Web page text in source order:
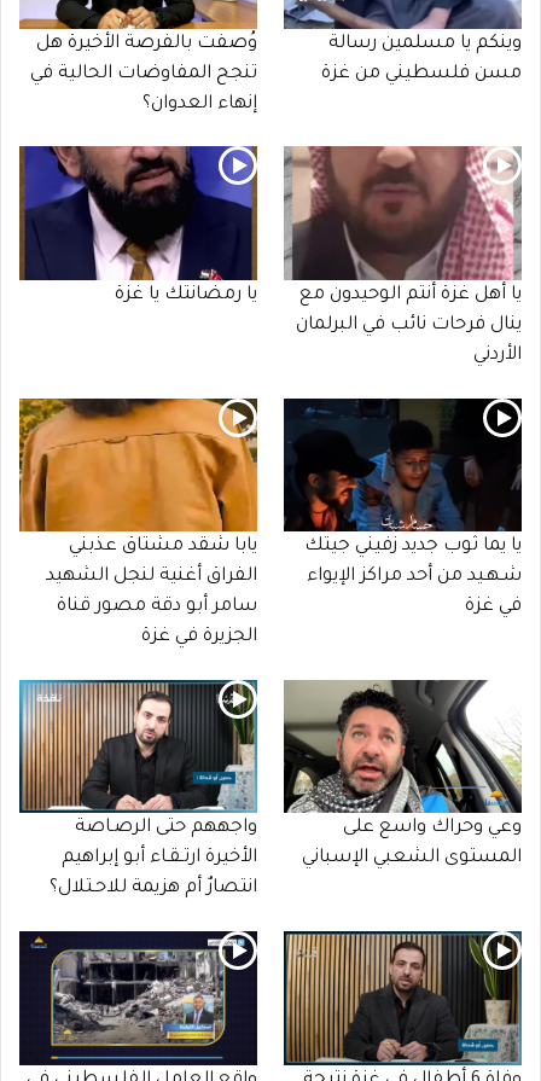
وينكم يا مسلمين رسالة
مسن فلسطيني من غزة
وُصفت بالفرصة الأخيرة هل
تنجح المفاوضات الحالية في
إنهاء العدوان؟
يا أهل غزة أنتم الوحيدون مع
ينال فرحات نائب في البرلمان
الأردني
يا رمضانتك يا غزة
يا يما ثوب جديد زفيني جيتك
شـهـيد من أحد مراكز الإيواء
في غزة
يابا شقد مشتاق عذبني
الفراق أغنية لنجل الشهيد
سامر أبو دقة مصور قناة
الجزيرة في غزة
وعي وحراك واسع على
المستوى الشعبي الإسباني
واجههم حتى الرصـاصة
الأخيرة ارتـقـاء أبو إبراهيم
انتصارٌ أم هزيمة للاحـتلال؟